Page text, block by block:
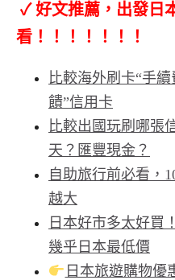
✓ 好文推薦，出發日
看！！！！！！！
比較海外刷卡“手
饋”信用卡
比較出國玩刷哪張
天？匯豐現金？
自助旅行前必看，
越大
日本好市多太好買
幾乎日本最低價
日本旅遊購物優